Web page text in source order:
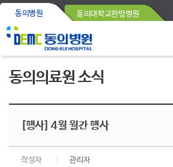
동의병원 동의대학교한방병원
동의의료원 소식
[행사] 4월 월간 행사
작성자 관리자